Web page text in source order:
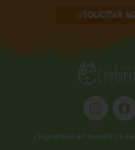
Solicitar
¡Síguenos en nuestras